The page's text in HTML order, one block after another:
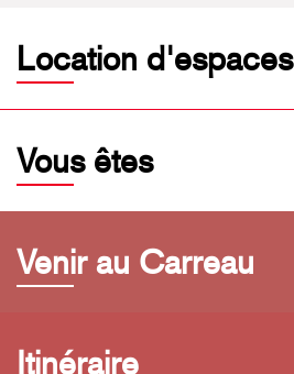
Location d'espaces
Vous êtes
Venir au Carreau
Itinéraire